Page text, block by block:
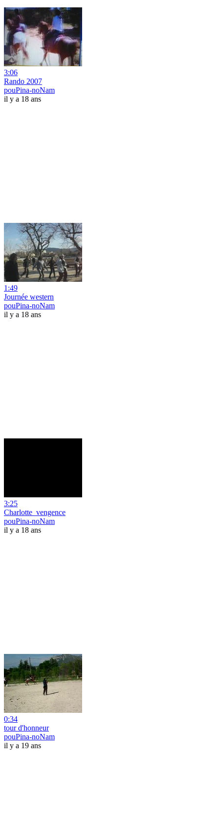
3:06
Rando 2007
pouPina-noNam
il y a 18 ans
1:49
Journée western
pouPina-noNam
il y a 18 ans
3:25
Charlotte_vengence
pouPina-noNam
il y a 18 ans
0:34
tour d'honneur
pouPina-noNam
il y a 19 ans